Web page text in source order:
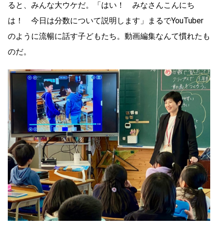
ると、みんな大ウケだ。「はい！ みなさんこんにち
は！ 今日は分数について説明します」まるでYouTuber
のように流暢に話す子どもたち。動画編集なんて慣れたも
のだ。